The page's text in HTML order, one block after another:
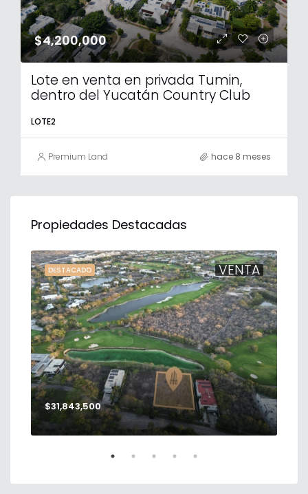
$4,200,000
Lote en venta en privada Tumin,
dentro del Yucatán Country Club
LOTE2
Premium Land hace 8 meses
Propiedades Destacadas
VENTA
DESTACADO
$31,843,500